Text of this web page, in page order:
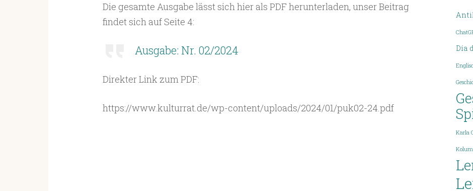
Die gesamte Ausgabe lässt sich hier als PDF herunterladen, unser Beitrag
findet sich auf Seite 4:
Ausgabe: Nr. 02/2024
Direkter Link zum PDF:
https://www.kulturrat.de/wp-content/uploads/2024/01/puk02-24.pdf
Día
Karla